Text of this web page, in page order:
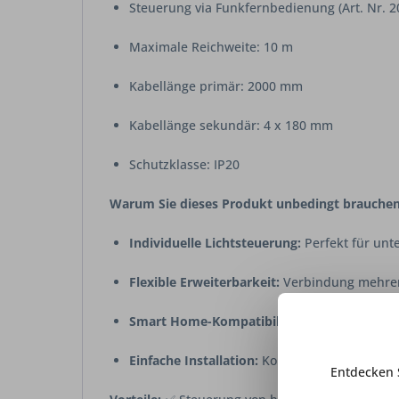
Steuerung via Funkfernbedienung (Art. Nr.
Maximale Reichweite: 10 m
Kabellänge primär: 2000 mm
Kabellänge sekundär: 4 x 180 mm
Schutzklasse: IP20
Warum Sie dieses Produkt unbedingt
Individuelle Lichtsteuerung: Perfekt für
Flexible Erweiterbarkeit: Verbindung
Smart Home-Kompatibilität: Steuerung
Einfache Installation: Komplettset mit
Entdecken